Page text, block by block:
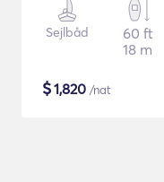
Sejlbåd
60 ft
18 m
$1,820 /nat